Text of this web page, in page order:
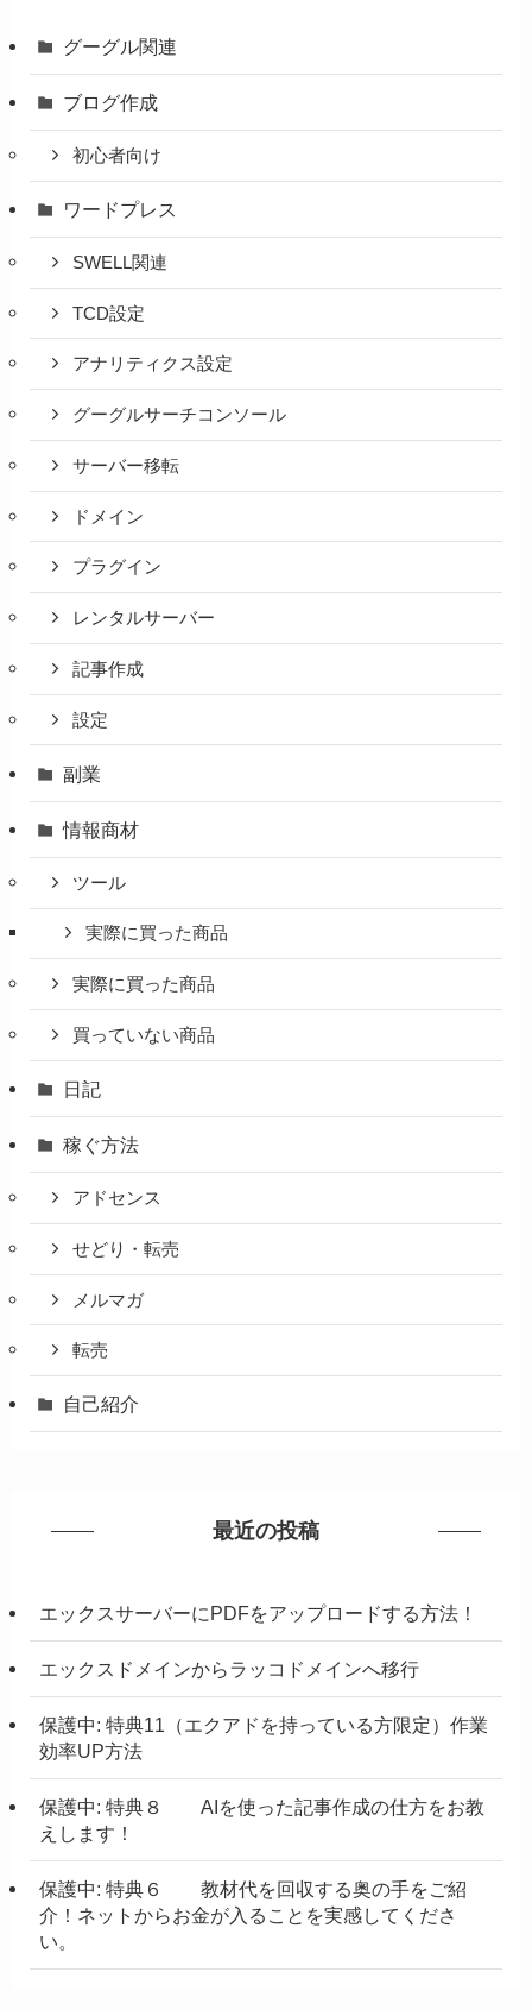
グーグル関連
ブログ作成
初心者向け
ワードプレス
SWELL関連
TCD設定
アナリティクス設定
グーグルサーチコンソール
サーバー移転
ドメイン
プラグイン
レンタルサーバー
記事作成
設定
副業
情報商材
ツール
実際に買った商品
実際に買った商品
買っていない商品
日記
稼ぐ方法
アドセンス
せどり・転売
メルマガ
転売
自己紹介
最近の投稿
エックスサーバーにPDFをアップロードする方法！
エックスドメインからラッコドメインへ移行
保護中: 特典11（エクアドを持っている方限定）作業
効率UP方法
保護中: 特典８ AIを使った記事作成の仕方をお教
えします！
保護中: 特典６ 教材代を回収する奥の手をご紹
介！ネットからお金が入ることを実感してくださ
い。